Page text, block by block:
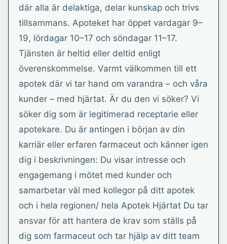
där alla är delaktiga, delar kunskap och trivs
tillsammans. Apoteket har öppet vardagar 9–
19, lördagar 10–17 och söndagar 11–17.
Tjänsten är heltid eller deltid enligt
överenskommelse. Varmt välkommen till ett
apotek där vi tar hand om varandra – och våra
kunder – med hjärtat. Är du den vi söker? Vi
söker dig som är legitimerad receptarie eller
apotekare. Du är antingen i början av din
karriär eller erfaren farmaceut och känner igen
dig i beskrivningen: Du visar intresse och
engagemang i mötet med kunder och
samarbetar väl med kollegor på ditt apotek
och i hela regionen/ hela Apotek Hjärtat Du tar
ansvar för att hantera de krav som ställs på
dig som farmaceut och tar hjälp av ditt team